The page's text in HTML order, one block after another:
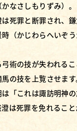
なさしもりずみ）。
死罪と断罪され、
（かじわらへいぞう
術の技が失われる
の技を上覧させます
「これは諏訪明神
は死罪を免れるこ